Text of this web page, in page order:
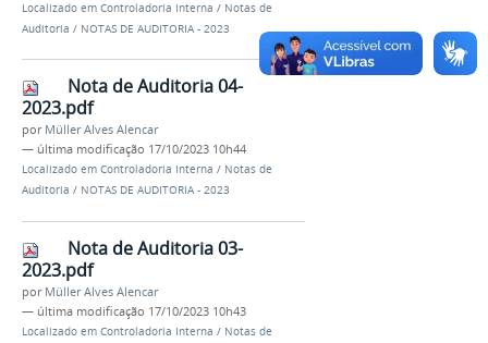
Localizado em Controladoria Interna / Notas de
Auditoria / NOTAS DE AUDITORIA - 2023
Nota de Auditoria 04-
2023.pdf
por Müller Alves Alencar
— última modificação 17/10/2023 10h44
Localizado em Controladoria Interna / Notas de
Auditoria / NOTAS DE AUDITORIA - 2023
Nota de Auditoria 03-
2023.pdf
por Müller Alves Alencar
— última modificação 17/10/2023 10h43
Localizado em Controladoria Interna / Notas de